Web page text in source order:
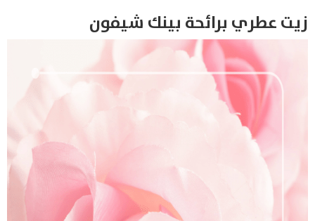
زيت عطري برائحة بينك شيفون